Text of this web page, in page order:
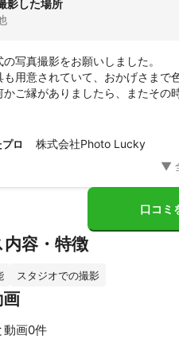
影した場所
写真撮影をお願いしました。
も用意されていて、おかげさまで
かご縁がありましたら、またその
ロ 株式会社Photo Lucky
口コミ
容・特徴
スタジオでの撮影
動画0件